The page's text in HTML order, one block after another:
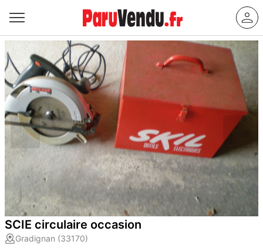
SCIE circulaire occasion
Gradignan (33170)